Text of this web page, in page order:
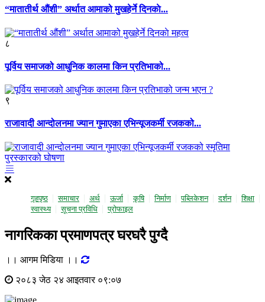
“मातातीर्थ औंशी” अर्थात आमाको मुखहेर्ने दिनकाे...
८
पूर्विय समाजको आधुनिक कालमा किन प्रतिभाको...
९
राजावादी आन्दोलनमा ज्यान गुमाएका एभिन्यूजकर्मी रजकको...
गृहपृष्ठ समाचार अर्थ ऊर्जा कृषि निर्माण पब्लिकेशन दर्शन
शिक्षा
स्वास्थ्य
सूचना प्रविधि प्राेफाइल
नागरिकका प्रमाणपत्र घरघरै पुग्दै
।। आगम मिडिया ।।
२०८३ जेठ २४ आइतवार ०९:०७